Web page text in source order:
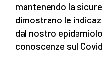
mantenendo la
dimostrano le
dal nostro
conoscenze sul